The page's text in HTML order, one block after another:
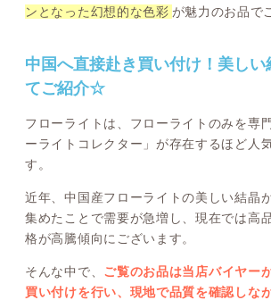
ンとなった幻想的な色彩 が魅力のお品で
中国へ直接赴き買い付け！美しい
てご紹介☆
フローライトは、フローライトのみを専
ーライトコレクター」が存在するほど人
す。
近年、中国産フローライトの美しい結晶
集めたことで需要が急増し、現在では高
格が高騰傾向にございます。
そんな中で、 ご覧のお品は当店バイヤー
買い付けを行い、現地で品質を確認しな